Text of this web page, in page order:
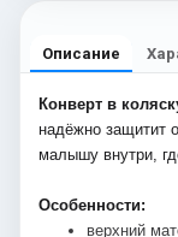
Описание
Конверт в
надёжно защитит
малышу внутри,
Особенности:
верхний